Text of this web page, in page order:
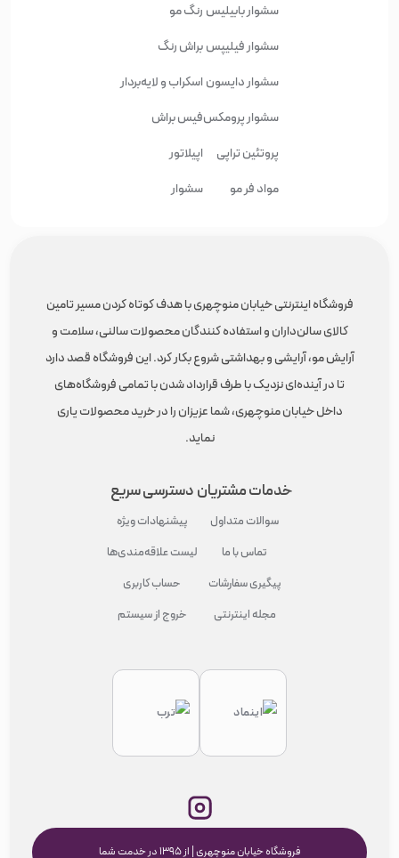
سشوار بابیلیس
سشوار فیلیپس
سشوار دایسون
سشوار پرومکس
پروتئین تراپی
مواد فر مو
رنگ مو
براش رنگ
اسکراب و لایه‌بردار
فیس براش
اپیلاتور
سشوار
فروشگاه اینترنتی خیابان منوچهری با هدف کوتاه کردن مسیر تامین
کالای سالن‌داران و استفاده کنندگان محصولات سالنی، سلامت و
آرایش مو، آرایشی و بهداشتی شروع بکار کرد. این فروشگاه قصد دارد
تا در آینده‌ای نزدیک با طرف قرارداد شدن با تمامی فروشگاه‌های
داخل خیابان منوچهری، شما عزیزان را در خرید محصولات یاری
نماید.
خدمات مشتریان
سوالات متداول
تماس با ما
پیگیری سفارشات
مجله اینترنتی
دسترسی سریع
پیشنهادات ویژه
لیست علاقه‌مندی‌ها
حساب کاربری
خروج از سیستم
فروشگاه خیابان منوچهری | از ۱۳۹۵ در خدمت شما